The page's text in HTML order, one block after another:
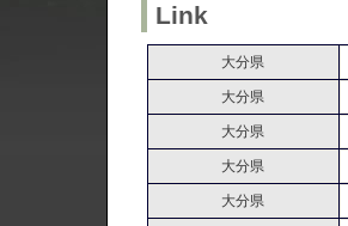
Link
大分県
大分県
大分県
大分県
大分県